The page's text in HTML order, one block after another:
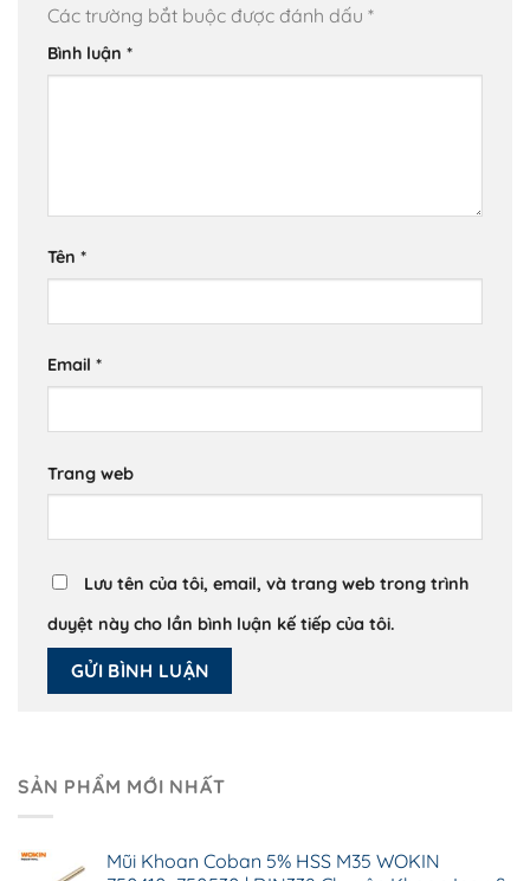
Các trường bắt buộc được đánh dấu *
Bình luận *
Tên *
Email *
Trang web
Lưu tên của tôi, email, và trang web trong trình
duyệt này cho lần bình luận kế tiếp của tôi.
SẢN PHẨM MỚI NHẤT
Mũi Khoan Coban 5% HSS M35 WOKIN